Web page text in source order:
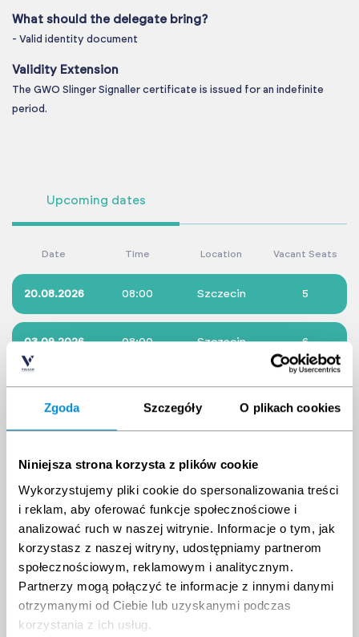
Zgoda Szczegóły O plikach cookies
Niniejsza strona korzysta z plików cookie
Wykorzystujemy pliki cookie do spersonalizowania treści
i reklam, aby oferować funkcje społecznościowe i
analizować ruch w naszej witrynie. Informacje o tym, jak
korzystasz z naszej witryny, udostępniamy partnerom
społecznościowym, reklamowym i analitycznym.
Partnerzy mogą połączyć te informacje z innymi danymi
otrzymanymi od Ciebie lub uzyskanymi podczas
korzystania z ich usług.
What should the delegate bring?
- Valid identity document
Validity Extension
The GWO Slinger Signaller certificate is issued for an indefinite
period.
Upcoming dates
Date Time Location Vacant Seats
20.08.2026 08:00 Szczecin 5
03.09.2026 08:00 Szczecin 6
08.10.2026 08:00 Szczecin 8
Choose different date
August 2026
Tue. Su
27 28 29 30 31 1
2
3
4 5 6 7 8
9
10
11 12 13 14 15
16
17
18 19 20 21 22
September 2026
Tue. Thurs.
31 1 2 3 4
7
8 9 10 11 12
13
14
15 16 17 18